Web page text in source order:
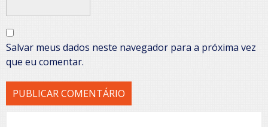
Salvar meus dados neste navegador para a próxima vez
que eu comentar.